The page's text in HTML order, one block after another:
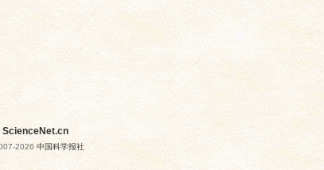
ScienceNet.cn
2026中国科学报社